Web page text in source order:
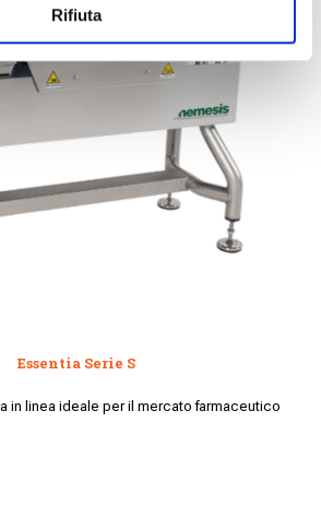
Rifiuta
Essentia Serie S
in linea ideale per il mercato farmaceutico